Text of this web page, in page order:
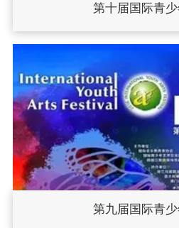
第十届国际青
第九届国际青